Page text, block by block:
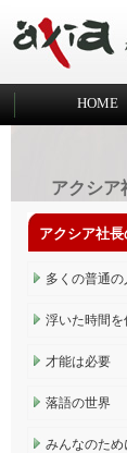
HOME
アクシア
アクシア社
多くの普通
浮いた時間を
才能は必要
落語の世界
みんなのため